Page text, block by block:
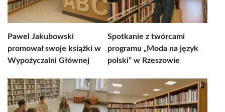
Pawel Jakubowski
promował swoje książki w
Wypożyczalni Głównej
Spotkanie z twórcami
programu „Moda na język
polski” w Rzeszowie